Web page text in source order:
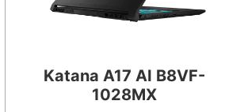
Katana A17 AI B8VF-
1028MX